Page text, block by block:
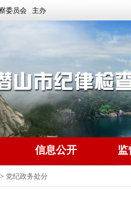
委员会 主办
信息公开 监
> 党纪政务处分